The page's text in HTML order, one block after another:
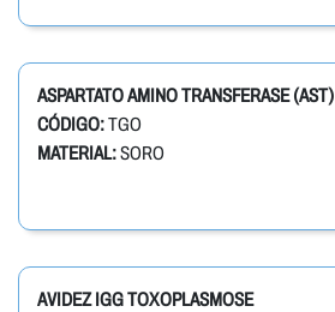
ASPARTATO AMINO TRANSFERASE (AST)
CÓDIGO:TGO
MATERIAL:SORO
AVIDEZ IGG TOXOPLASMOSE